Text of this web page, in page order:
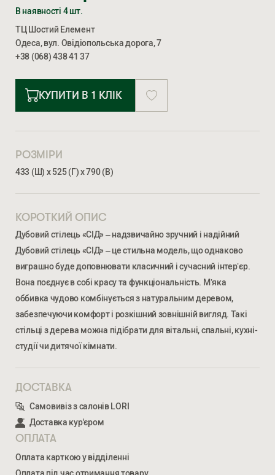
В наявності 4 шт.
ТЦ Шостий Елемент
Одеса, вул. Овідіопольська дорога, 7
+38 (068) 438 41 37
КУПИТИ В 1 КЛІК
РОЗМІРИ
433 (Ш) х 525 (Г) х 790 (В)
КОРОТКИЙ ОПИС
Дубовий стілець «СІД» – надзвичайно зручний і надійний
Дубовий стілець «СІД» – це стильна модель, що однаково
виграшно буде доповнювати класичний і сучасний інтер’єр.
Вона поєднує в собі красу та функціональність. М’яка
оббивка чудово комбінується з натуральним деревом,
забезпечуючи комфорт і розкішний зовнішній вигляд. Такі
стільці з дерева можна підібрати для вітальні, спальні, кухні-
студії чи дитячої кімнати.
ДОСТАВКА
Самовивіз з салонів LORI
Доставка кур'єром
ОПЛАТА
Оплата карткою у відділенні
Ми відкриті для співпраці з компаніями, які займаються
облаштуванням житлової та комерційної нерухомості
ВВЕДІТЬ ВАШЕ ПРІЗВИЩЕ ТА ІМ’Я *
СІД
4 052